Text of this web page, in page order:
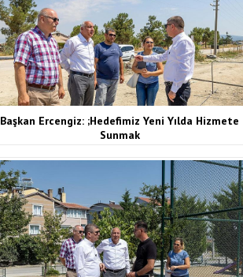
Başkan Ercengiz: ;Hedefimiz Yeni Yılda Hizmete
Sunmak